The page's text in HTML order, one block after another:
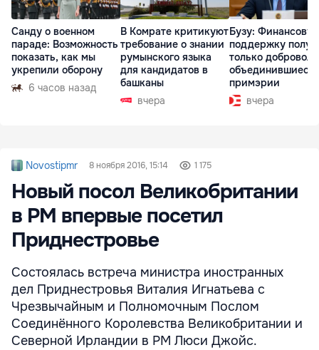
Санду о военном
параде: Возможность
показать, как мы
укрепили оборону
6 часов назад
В Комрате критикуют
требование о знании
румынского языка
для кандидатов в
башканы
вчера
Бузу:
поддержку
только
объединившиеся
примэрии
вчера
Novostipmr 8 ноября 2016, 15:14 1 175
Новый посол Великобритании
в РМ впервые посетил
Приднестровье
Состоялась встреча министра иностранных
дел Приднестровья Виталия Игнатьева с
Чрезвычайным и Полномочным Послом
Соединённого Королевства Великобритании и
Северной Ирландии в РМ Люси Джойс.